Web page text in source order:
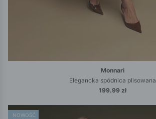
Monnari
Elegancka spódnica plisowana
199.99 zł
NOWOŚĆ